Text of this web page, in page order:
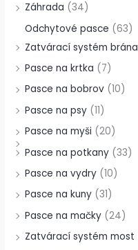
Záhrada (34)
Odchytové pasce (63)
Zatvárací systém brána
Pasce na krtka (7)
Pasce na bobrov (10)
Pasce na psy (11)
Pasce na myši (20)
Pasce na potkany (33)
Pasce na vydry (10)
Pasce na kuny (31)
Pasce na mačky (24)
Zatvárací systém most